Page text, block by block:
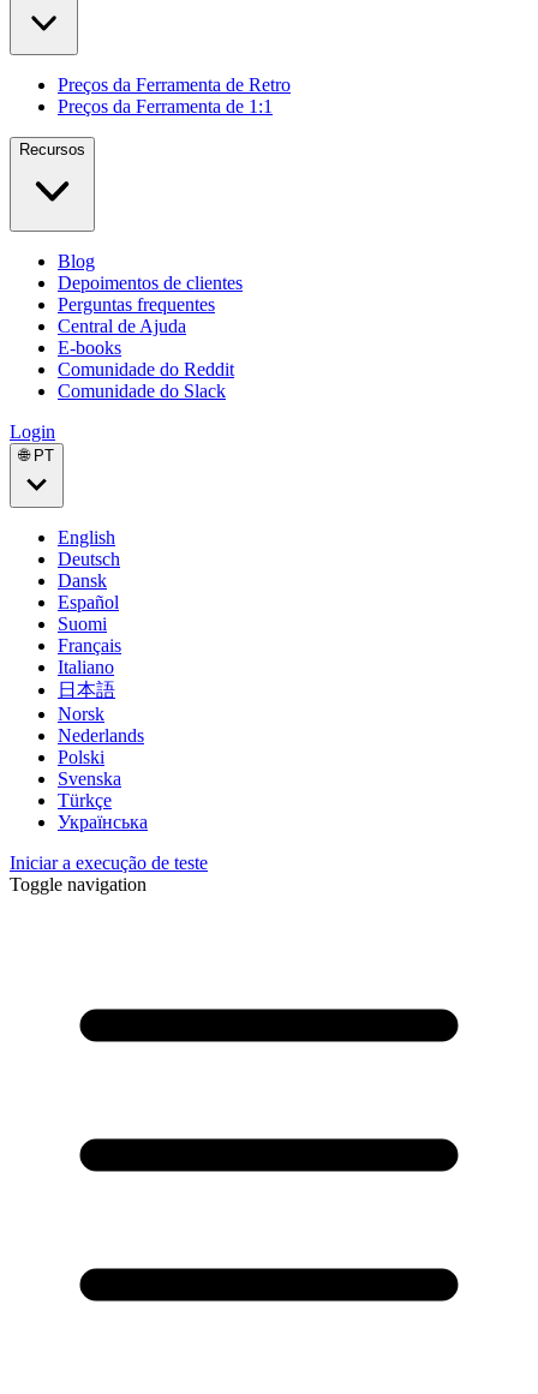
Preços da Ferramenta de Retro
Preços da Ferramenta de 1:1
Recursos
Blog
Depoimentos de clientes
Perguntas frequentes
Central de Ajuda
E-books
Comunidade do Reddit
Comunidade do Slack
Login
🌐 PT
English
Deutsch
Dansk
Español
Suomi
Français
Italiano
日本語
Norsk
Nederlands
Polski
Svenska
Türkçe
Українська
Iniciar a execução de teste
Toggle navigation